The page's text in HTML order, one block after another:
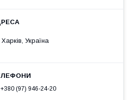
Харків, Україна
+380 (97) 946-24-20